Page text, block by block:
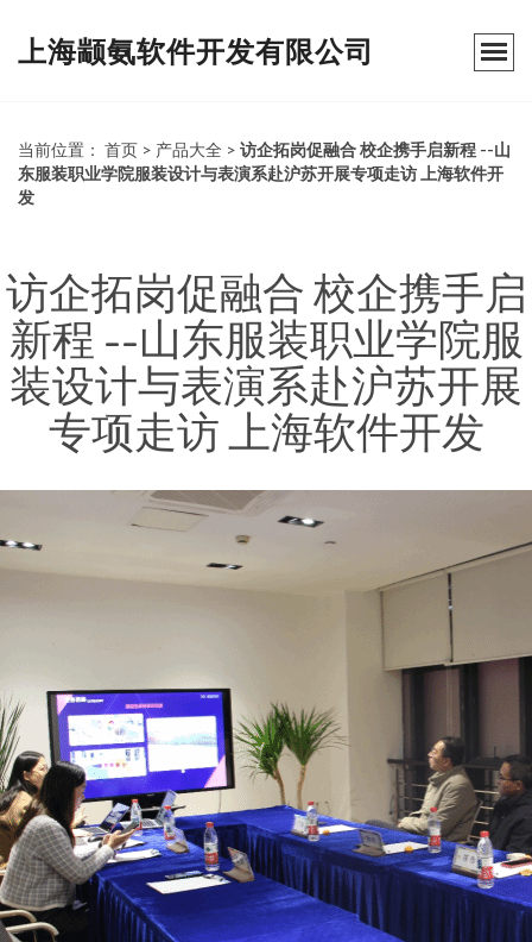
上海颛氨软件开发有限公司
当前位置： 首页 > 产品大全 > 访企拓岗促融合 校企携手启新程 --山
东服装职业学院服装设计与表演系赴沪苏开展专项走访 上海软件开
发
访企拓岗促融合 校企携手启
新程 --山东服装职业学院服
装设计与表演系赴沪苏开展
专项走访 上海软件开发